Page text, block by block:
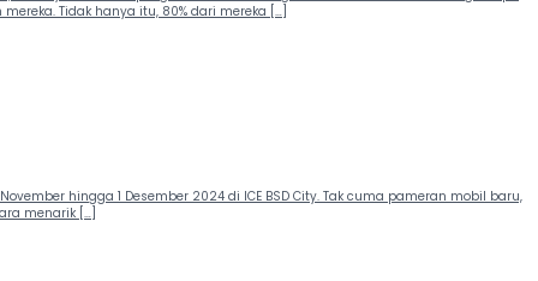
Tidak hanya itu, 80% dari mereka […]
hingga 1 Desember 2024 di ICE BSD City. Tak cuma pameran mobil baru,
menarik […]